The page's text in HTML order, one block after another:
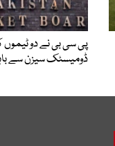
پی سی بی نے دو ٹیموں
ڈومیسٹک سیزن سے